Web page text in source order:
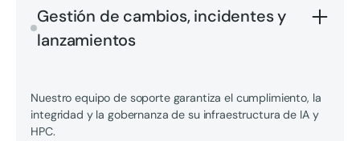
Gestión de cambios, incidentes y
lanzamientos
Nuestro equipo de soporte garantiza el cumplimiento, la
integridad y la gobernanza de su infraestructura de IA y
HPC.